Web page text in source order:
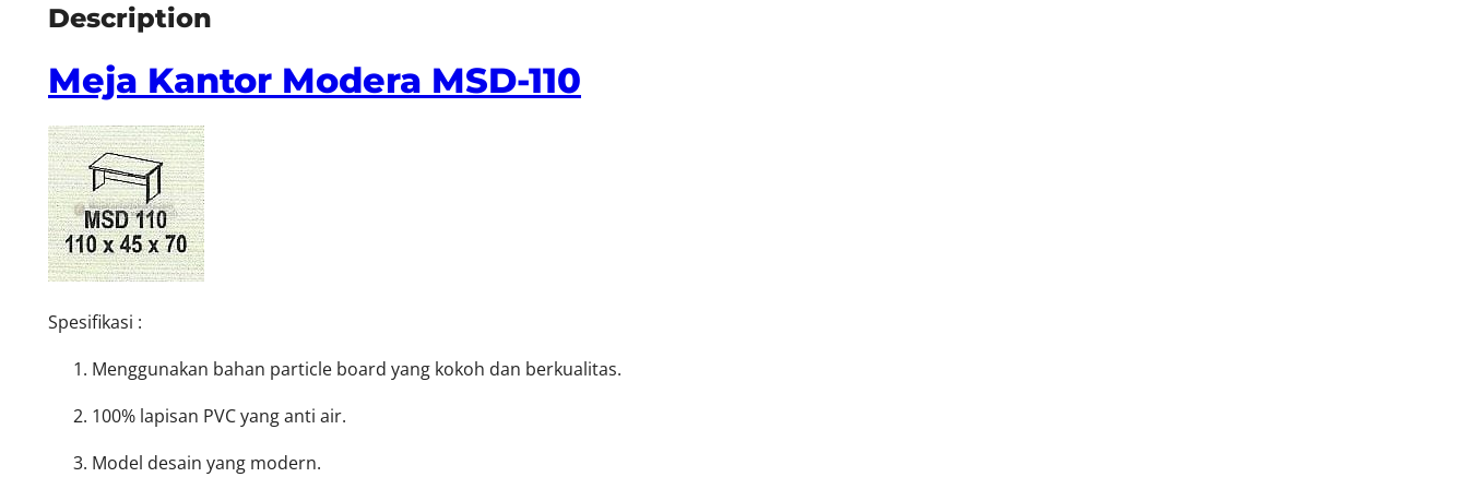
Description
Meja Kantor Modera MSD-110
Spesifikasi :
Menggunakan bahan particle board yang kokoh dan berkualitas.
100% lapisan PVC yang anti air.
Model desain yang modern.